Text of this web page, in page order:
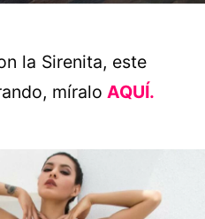
la Sirenita, este
míralo AQUÍ.